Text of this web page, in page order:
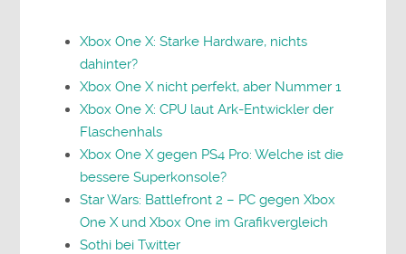
Xbox One X: Starke Hardware, nichts
dahinter?
Xbox One X nicht perfekt, aber Nummer 1
Xbox One X: CPU laut Ark-Entwickler der
Flaschenhals
Xbox One X gegen PS4 Pro: Welche ist die
bessere Superkonsole?
Star Wars: Battlefront 2 – PC gegen Xbox
One X und Xbox One im Grafikvergleich
Sothi bei Twitter